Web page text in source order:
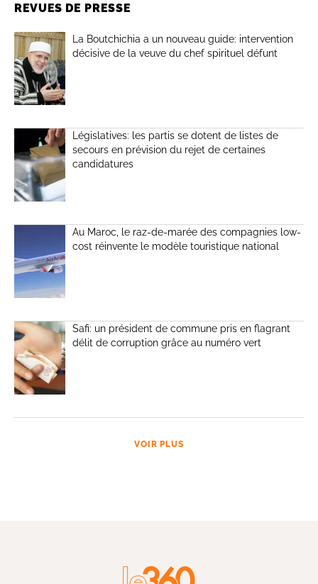
REVUES DE PRESSE
La Boutchichia a un nouveau guide: intervention
décisive de la veuve du chef spirituel défunt
Législatives: les partis se dotent de listes de
secours en prévision du rejet de certaines
candidatures
Au Maroc, le raz-de-marée des compagnies low-
cost réinvente le modèle touristique national
Safi: un président de commune pris en flagrant
délit de corruption grâce au numéro vert
VOIR PLUS